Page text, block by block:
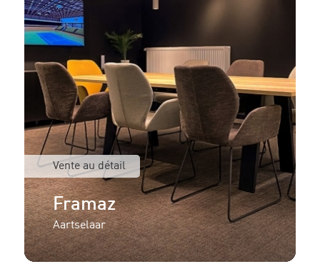
Vente au détail
Framaz
Aartselaar